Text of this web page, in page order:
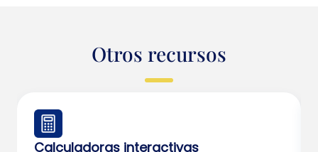
Otros recursos
Calculadoras interactivas